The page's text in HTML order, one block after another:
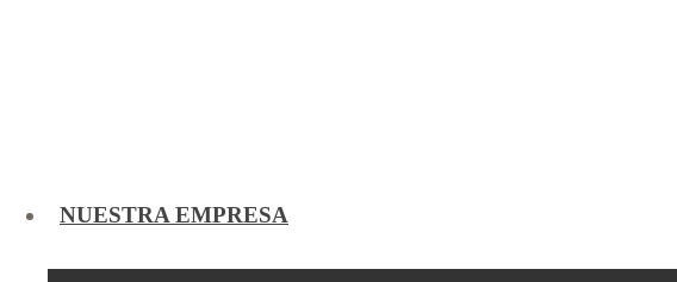
NUESTRA EMPRESA